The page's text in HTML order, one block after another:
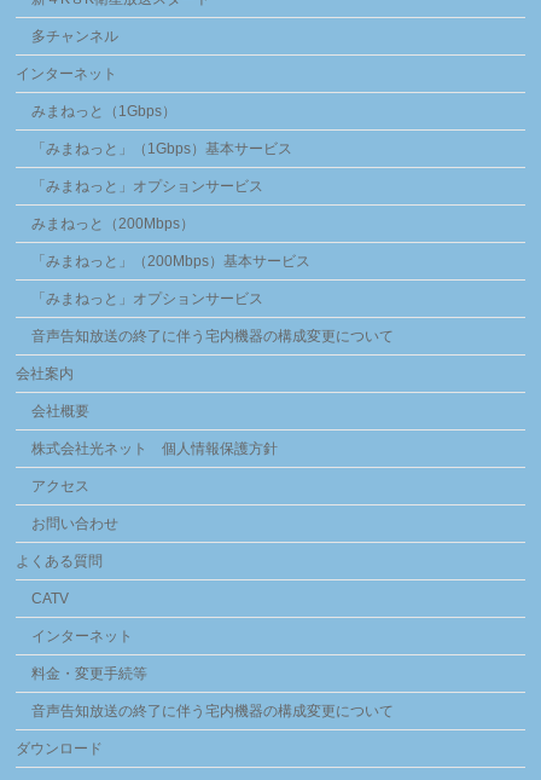
多チャンネル
インターネット
みまねっと（1Gbps）
「みまねっと」（1Gbps）基本サービス
「みまねっと」オプションサービス
みまねっと（200Mbps）
「みまねっと」（200Mbps）基本サービス
「みまねっと」オプションサービス
音声告知放送の終了に伴う宅内機器の構成変更について
会社案内
会社概要
株式会社光ネット 個人情報保護方針
アクセス
お問い合わせ
よくある質問
CATV
インターネット
料金・変更手続等
音声告知放送の終了に伴う宅内機器の構成変更について
ダウンロード